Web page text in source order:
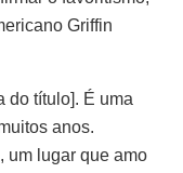
Griffin
do título]. É uma
anos.
um lugar que amo